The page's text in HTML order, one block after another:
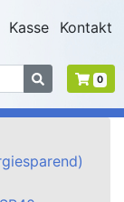
Kasse Kontakt
0